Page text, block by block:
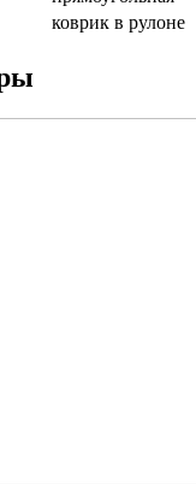
коврик в рулоне